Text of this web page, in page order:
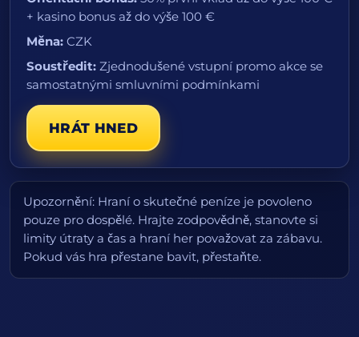
+ kasino bonus až do výše 100 €
Měna: CZK
Soustředit: Zjednodušené vstupní promo akce se
samostatnými smluvními podmínkami
HRÁT HNED
Upozornění: Hraní o skutečné peníze je povoleno
pouze pro dospělé. Hrajte zodpovědně, stanovte si
limity útraty a čas a hraní her považovat za zábavu.
Pokud vás hra přestane bavit, přestaňte.